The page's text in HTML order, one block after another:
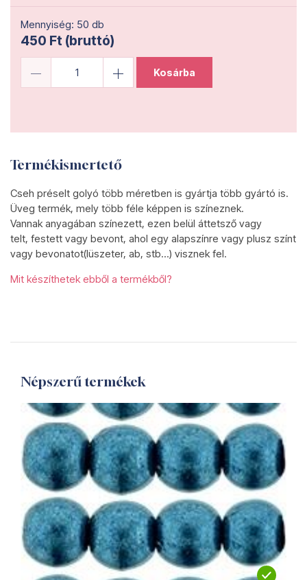
Mennyiség: 50 db
450 Ft (bruttó)
Kosárba
Termékismertető
Cseh préselt golyó több méretben is gyártja több gyártó is.
Üveg termék, mely több féle képpen is színeznek.
Vannak anyagában színezett, ezen belül áttetsző vagy
telt, festett vagy bevont, ahol egy alapszínre vagy plusz színt
vagy bevonatot(lüszeter, ab, stb...) visznek fel.
Mit készíthetek ebből a termékből?
Népszerű termékek